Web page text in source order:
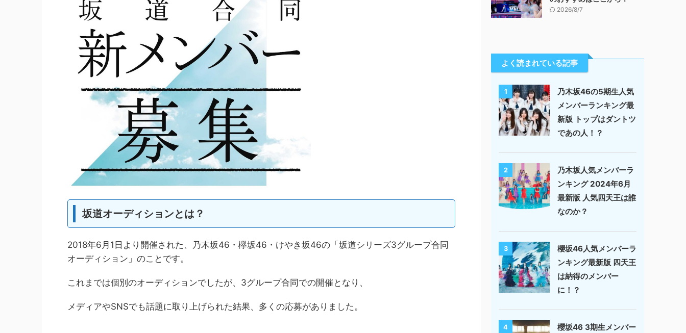
坂道オーディションとは？
2018年6月1日より開催された、乃木坂46・欅坂46・けやき坂46の「坂道シリーズ3グループ合同
オーディション」のことです。
これまでは個別のオーディションでしたが、3グループ合同での開催となり、
メディアやSNSでも話題に取り上げられた結果、多くの応募がありました。
2026/8/7
よく読まれている記事
1
乃木坂46の5期生人気
メンバーランキング最
新版 トップはダントツ
であの人！？
2
乃木坂人気メンバーラ
ンキング 2024年6月
最新版 人気四天王は誰
なのか？
3
櫻坂46人気メンバーラ
ンキング最新版 四天王
は納得のメンバー
に！？
4
櫻坂46 3期生メンバー